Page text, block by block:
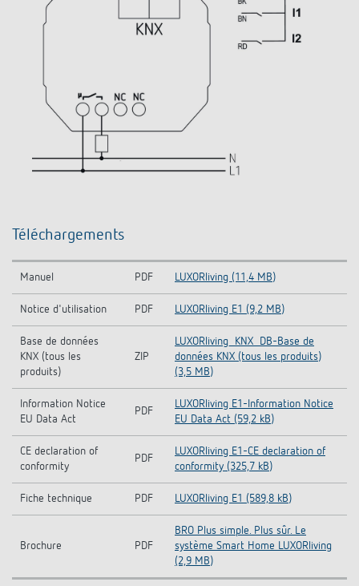
Téléchargements
Manuel PDF LUXORliving (11,4 MB)
Notice d'utilisation PDF LUXORliving E1 (9,2 MB)
Base de données
KNX (tous les
produits)
ZIP
LUXORliving_KNX_DB-Base de
données KNX (tous les produits)
(3,5 MB)
Information Notice
EU Data Act
PDF
LUXORliving E1-Information Notice
EU Data Act (59,2 kB)
CE declaration of
conformity
PDF
LUXORliving E1-CE declaration of
conformity (325,7 kB)
Fiche technique PDF LUXORliving E1 (589,8 kB)
Brochure PDF
BRO Plus simple. Plus sûr. Le
système Smart Home LUXORliving
(2,9 MB)